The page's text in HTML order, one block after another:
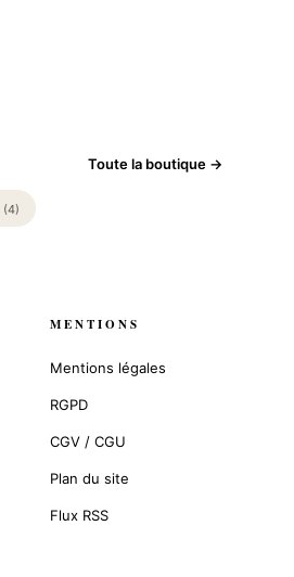
Toute la boutique →
(4)
MENTIONS
Mentions légales
RGPD
CGV / CGU
Plan du site
Flux RSS